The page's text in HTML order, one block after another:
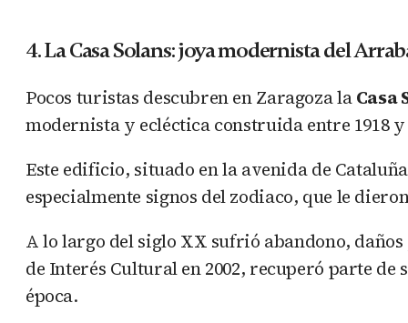
4. La Casa Solans: joya modernista del
Pocos turistas descubren en Zaragoza laCasa
modernista y ecléctica construida entre 1918
Este edificio, situado en la avenida de
especialmente signos del zodiaco, que le
A lo largo del siglo XX sufrió abandono,
de Interés Cultural en 2002, recuperó parte
época.